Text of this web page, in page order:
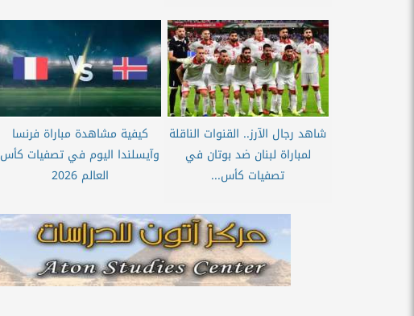
شاهد رجال الآرز.. القنوات الناقلة
لمباراة لبنان ضد بوتان في
تصفيات كأس...
كيفية مشاهدة مباراة فرنسا
وآيسلندا اليوم في تصفيات كأس
العالم 2026